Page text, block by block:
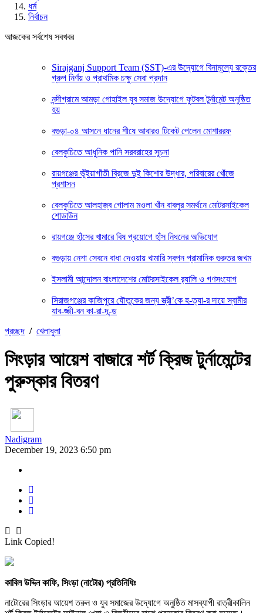
ধর্ম
নির্বাচন
আজকের সর্বশেষ সবখবর
Sirajganj Support Team (SST)-এর উদ্যোগে বিনামূল্যে রক্তের
গ্রুপ নির্ণয় ও প্রাথমিক চক্ষু সেবা প্রদান
নন্দীগ্রামে আমড়া গোহাইল যুব সমাজ উদ্যোগে ফুটবল টুর্নামেন্ট অনুষ্ঠিত
হয়
বগুড়া-০৪ আসনে ধানের শীষে আবারও টিকেট পেলেন মোশাররফ
বেলকুচিতে আধুনিক পানি সরবরাহের সূচনা
রায়গঞ্জের ভূঁইয়াগাঁতী ব্রিজে দুই কিশোর উদ্ধার, পরিবারের খোঁজে
প্রশাসন
বেলকুচিতে আলহাজ্ব গোলাম মওলা খাঁন বাবলুর সমর্থনে মোটরসাইকেল
শোডাউন
রায়গঞ্জে হাঁসের খামারে বিষ প্রয়োগে হাঁস নিধনের অভিযোগ
বগুড়ায় নেশা সেবনে বাধা দেওয়ায় খামারি স্বপন প্রামানিক গুরুতর জখম
ইসলামী আন্দোলন বাংলাদেশের মোটরসাইকেল র‍্যালি ও গণসংযোগ
সিরাজগঞ্জের কাজিপুরে যৌতুকের জন্য স্ত্রী’কে হ-ত্যা-র দায়ে স্বামীর
যাব-জ্জী-বন কা-রা-দ-ন্ড
প্রচ্ছদ / খেলাধুলা
সিংড়ার আয়েশ বাজারে শর্ট ক্রিজ টুর্নামেন্টের
পুরুস্কার বিতরণ
Nadigram
December 19, 2023 6:50 pm
Link Copied!
কাবিল উদ্দিন কাফি, সিংড়া (নাটোর) প্রতিনিধিঃ
নাটোরের সিংড়ার আয়েশ তরুন ও যুব সমাজের উদ্যোগে অনুষ্ঠিত মাসব্যাপী রাত্রীকালিন